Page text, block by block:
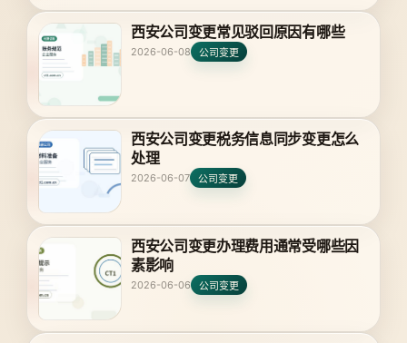
西安公司变更常见驳回原因有哪些
2026-06-08 公司变更
西安公司变更税务信息同步变更怎么
处理
2026-06-07 公司变更
西安公司变更办理费用通常受哪些因
素影响
2026-06-06 公司变更